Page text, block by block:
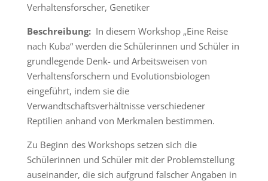
Verhaltensforscher, Genetiker
Beschreibung:In diesem Workshop „Eine Reise
nach Kuba“ werden die Schülerinnen und Schüler in
grundlegende Denk- und Arbeitsweisen von
Verhaltensforschern und Evolutionsbiologen
eingeführt, indem sie die
Verwandtschaftsverhältnisse verschiedener
Reptilien anhand von Merkmalen bestimmen.
Zu Beginn des Workshops setzen sich die
Schülerinnen und Schüler mit der Problemstellung
auseinander, die sich aufgrund falscher Angaben in